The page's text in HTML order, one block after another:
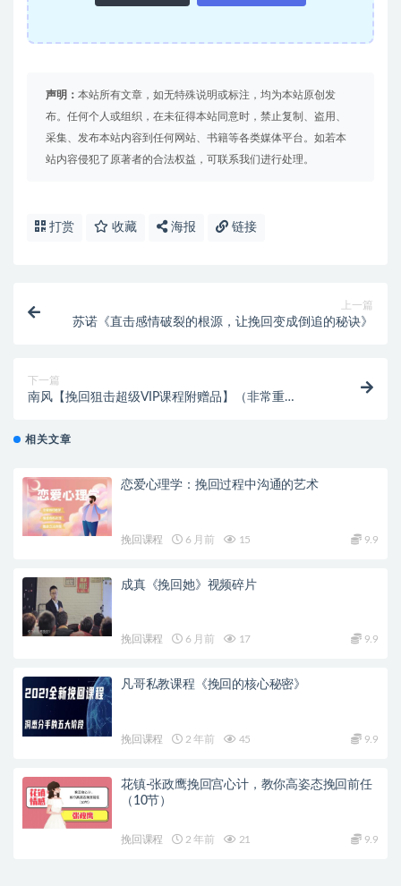
声明： 本站所有文章，如无特殊说明或标注，均为本站原创发
布。任何个人或组织，在未征得本站同意时，禁止复制、盗用、
采集、发布本站内容到任何网站、书籍等各类媒体平台。如若本
站内容侵犯了原著者的合法权益，可联系我们进行处理。
打赏 收藏 海报 链接
上一篇
苏诺《直击感情破裂的根源，让挽回变成倒追的秘诀》
下一篇
南风【挽回狙击超级VIP课程附赠品】（非常重
相关文章
恋爱心理学：挽回过程中沟通的艺术
挽回课程 6 月前 15 9.9
成真《挽回她》视频碎片
挽回课程 6 月前 17 9.9
凡哥私教课程《挽回的核心秘密》
挽回课程 2 年前 45 9.9
花镇-张政鹰挽回宫心计，教你高姿态挽回前任
（10节）
挽回课程 2 年前 21 9.9